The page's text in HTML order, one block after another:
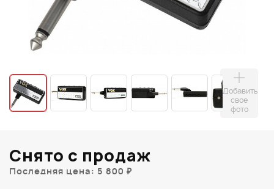
Добавить
свое
фото
Снято с продаж
Последняя цена: 5 800 ₽